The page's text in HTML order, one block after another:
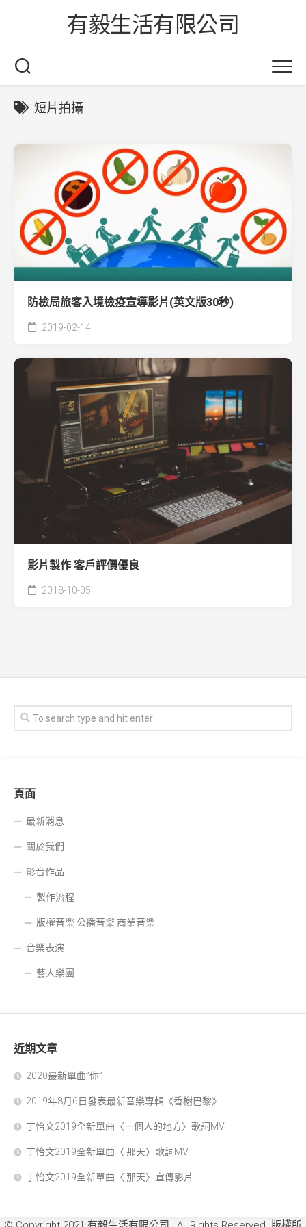
有毅生活有限公司
短片拍攝
防檢局旅客入境檢疫宣導影片(英文版30秒)
2019-02-14
影片製作 客戶評價優良
2018-10-05
頁面
最新消息
關於我們
影音作品
製作流程
版權音樂 公播音樂 商業音樂
音樂表演
藝人樂團
近期文章
2020最新單曲”你”
2019年8月6日發表最新音樂專輯《香榭巴黎》
丁怡文2019全新單曲〈一個人的地方〉歌詞MV
丁怡文2019全新單曲〈 那天〉歌詞MV
丁怡文2019全新單曲〈 那天〉宣傳影片